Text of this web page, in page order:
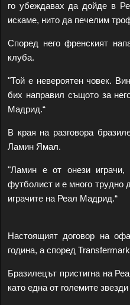
го убеждавах да дойде в
искаме, нито да печелим
Според него френският
клуба.
"Той е невероятен човек.
бих направил същото за
Мадрид.“
В края на разговора
Ламин Ямал.
"Ламин е от онези играчи,
футболист и е много трудно
играчите на Реал Мадрид.“
Настоящият договор на
година, а според
Бразилецът пристигна на
като една от големите